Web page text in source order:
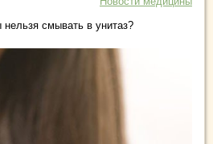
смывать в унитаз?